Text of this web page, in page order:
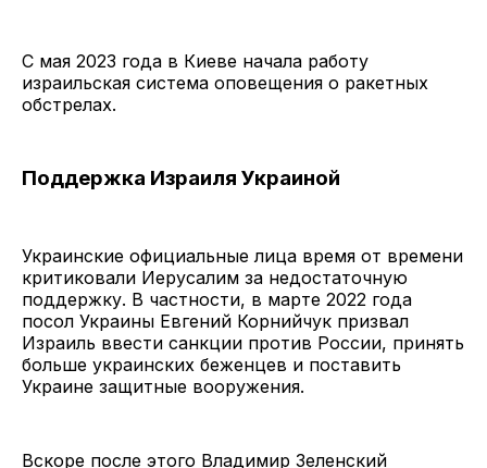
С мая 2023 года в Киеве начала работу
израильская система оповещения о ракетных
обстрелах.
Поддержка Израиля Украиной
Украинские официальные лица время от времени
критиковали Иерусалим за недостаточную
поддержку. В частности, в марте 2022 года
посол Украины Евгений Корнийчук призвал
Израиль ввести санкции против России, принять
больше украинских беженцев и поставить
Украине защитные вооружения.
Вскоре после этого Владимир Зеленский